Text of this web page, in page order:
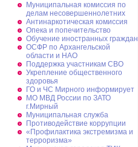
Муниципальная комиссия по
делам несовершеннолетних
Антинаркотическая комиссия
Опека и попечительство
Обучение иностранных граждан
ОСФР по Архангельской
области и НАО
Поддержка участникам СВО
Укрепление общественного
здоровья
ГО и ЧС Мирного информирует
МО МВД России по ЗАТО
г.Мирный
Муниципальная cлужба
Противодействие коррупции
«Профилактика экстремизма и
терроризма»